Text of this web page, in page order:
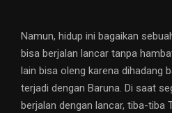
Namun, hidup ini bagaikan
bisa berjalan lancar tanpa
lain bisa oleng karena dihadang
terjadi dengan Baruna. Di saat
berjalan dengan lancar, tiba-tiba